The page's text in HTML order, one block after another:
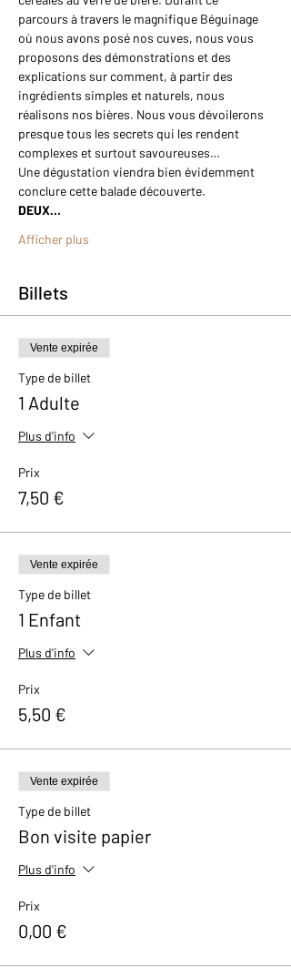
parcours à travers le magnifique Béguinage
où nous avons posé nos cuves, nous vous
proposons des démonstrations et des
explications sur comment, à partir des
ingrédients simples et naturels, nous
réalisons nos bières. Nous vous dévoilerons
presque tous les secrets qui les rendent
complexes et surtout savoureuses…
Une dégustation viendra bien évidemment
conclure cette balade découverte.
DEUX…
Afficher plus
Billets
Vente expirée
Type de billet
1 Adulte
Plus d'info
Prix
7,50 €
Vente expirée
Type de billet
1 Enfant
Plus d'info
Prix
5,50 €
Vente expirée
Type de billet
Bon visite papier
Plus d'info
Prix
0,00 €